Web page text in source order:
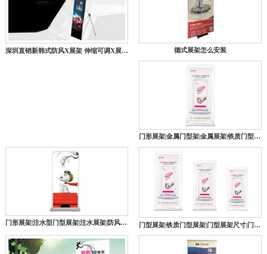
深圳直销新韩式防风X展架 伸缩可调X展架广告架 户外易拉宝X展架 德式展架怎么安装
门形展架|金属门型架|金属展架|铁质门型展架|铁质展架|防风展架|易拉宝|广告架
门形展架|注水型门型展架|注水展架|防风展架|易拉宝|广告架 门型展架|铁质门型展架|门型展架尺寸|门型展架厂家|门型展架批发